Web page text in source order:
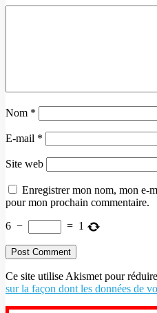
Nom *
E-mail *
Site web
Enregistrer mon nom, mon e-
pour mon prochain commentaire.
6 − = 1
Ce site utilise Akismet pour
sur la façon dont les données de